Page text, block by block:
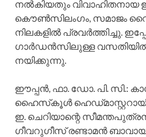
നല്‍കിയതും വിവാഹിതനായ
കൌണ്‍സിലംഗം, സമാജം
നിലകളില്‍ പ്രവര്‍ത്തിച്ചു.
ഗാര്‍ഡന്‍സിലുള്ള വസതിയില്‍
നയിക്കുന്നു.
ഈപ്പന്‍, ഫാ. ഡോ. പി. സി.:
ഹൈസ്‌കൂള്‍
ഇ. ചെറിയാന്റെ
ഗീവറുഗീസ്‌ രണ്ടാമന്‍